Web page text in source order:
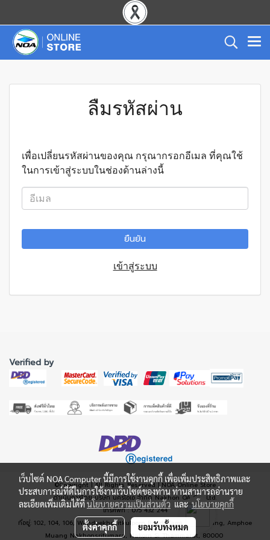
ลืมรหัสผ่าน
เพื่อเปลี่ยนรหัสผ่านของคุณ กรุณากรอกอีเมล ที่คุณใช้
ในการเข้าสู่ระบบในช่องด้านล่างนี้
ยืนยัน
เข้าสู่ระบบ
Verified by
©Copyright | All Rights Reserved | NOA Online Store
ดำเนินการโดย บริษัท นครโอเอ จำกัด Nakhon OA Co., Ltd.
โทรศัพท์ : 075 432 244
ที่อยู่: 102, 104, 106, Wandeekhositkulporn Road, Tambon Naimung, Amphoe
Muang Nakhonsritumara, Nakorn Si Thammarat, 80000
เว็บไซต์ NOA Computer นี้มีการใช้งานคุกกี้ เพื่อเพิ่มประสิทธิภาพและ
ประสบการณ์ที่ดีในการใช้งานเว็บไซต์ของท่าน ท่านสามารถอ่านราย
ละเอียดเพิ่มเติมได้ที่นโยบายความเป็นส่วนตัว และ นโยบายคุกกี้
ตั้งค่าคุกกี้ ยอมรับทั้งหมด